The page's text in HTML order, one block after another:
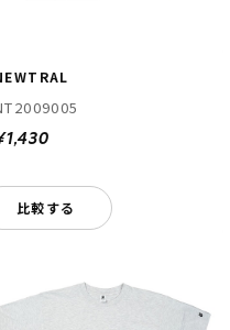
比較する